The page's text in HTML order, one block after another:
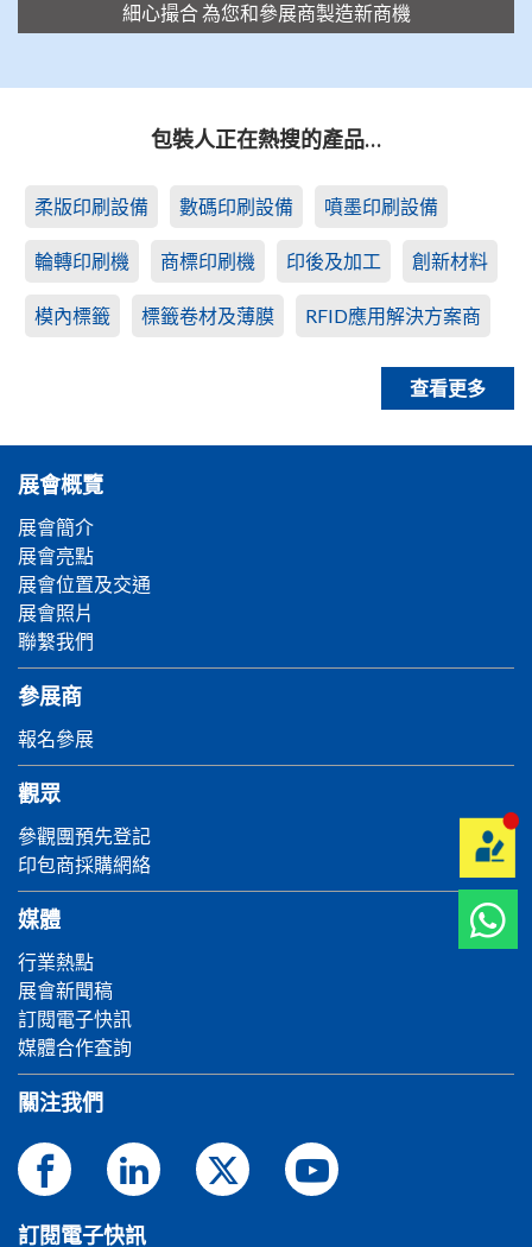
細心撮合 為您和參展商製造新商機
包裝人正在熱搜的產品…
柔版印刷設備 數碼印刷設備 噴墨印刷設備
輪轉印刷機 商標印刷機 印後及加工 創新材料
模內標籤 標籤卷材及薄膜 RFID應用解決方案商
查看更多
展會概覽
展會簡介
展會亮點
展會位置及交通
展會照片
聯繫我們
參展商
報名參展
觀眾
參觀團預先登記
印包商採購網絡
媒體
行業熱點
展會新聞稿
訂閱電子快訊
媒體合作査詢
關注我們
訂閱電子快訊